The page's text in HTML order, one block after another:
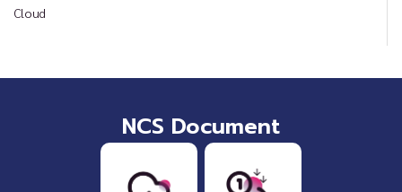
Cloud
NCS Document